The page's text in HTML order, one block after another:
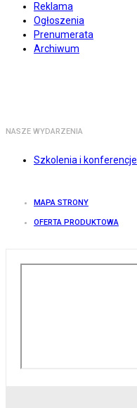
Reklama
Ogłoszenia
Prenumerata
Archiwum
NASZE WYDARZENIA
Szkolenia i konferencje
MAPA STRONY
OFERTA PRODUKTOWA